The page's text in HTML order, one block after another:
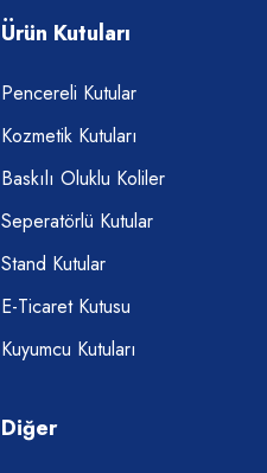
Ürün Kutuları
Pencereli Kutular
Kozmetik Kutuları
Baskılı Oluklu Koliler
Seperatörlü Kutular
Stand Kutular
E-Ticaret Kutusu
Kuyumcu Kutuları
Diğer